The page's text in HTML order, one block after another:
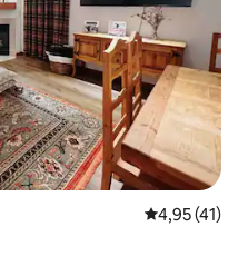
Средна
4,95 (41)